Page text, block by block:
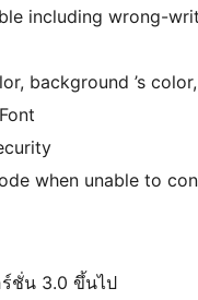
including wrong-
’s color, Font
when unable to
ร์ชั่น 3.0 ขึ้นไป